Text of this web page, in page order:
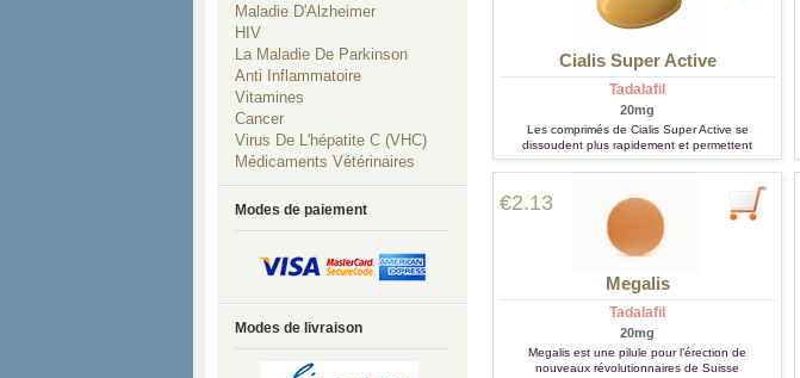
Cialis Super Active
Tadalafil
20mg
Les comprimés de Cialis Super Active se
dissoudent plus rapidement et permettent
l'atteinte d'une érection dure en quelques
minutes.
€2.13
Megalis
Tadalafil
20mg
Megalis est une pilule pour l’érection de
nouveaux révolutionnaires de Suisse
Maladie D'Alzheimer
HIV
La Maladie De Parkinson
Anti Inflammatoire
Vitamines
Cancer
Virus De L'hépatite C (VHC)
Médicaments Vétérinaires
Modes de paiement
Modes de livraison